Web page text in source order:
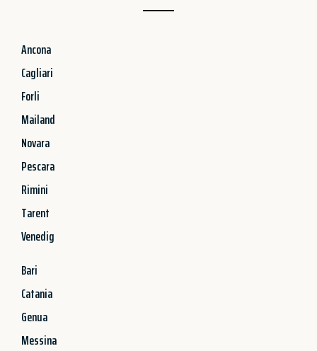
Ancona
Cagliari
Forli
Mailand
Novara
Pescara
Rimini
Tarent
Venedig
Bari
Catania
Genua
Messina